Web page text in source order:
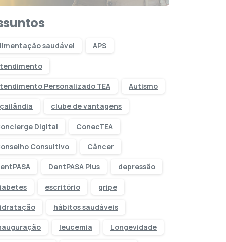
saudável APS
Personalizado TEA Autismo
clube de vantagens
Digital ConecTEA
Consultivo Câncer
DentPASA Plus depressão
escritório gripe
hábitos saudáveis
leucemia Longevidade